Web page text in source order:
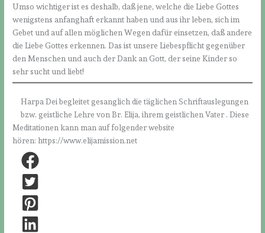
Umso wichtiger ist es deshalb, daß jene, welche die Liebe Gottes
wenigstens anfanghaft erkannt haben und aus ihr leben, sich im
Gebet und auf allen möglichen Wegen dafür einsetzen, daß andere
die Liebe Gottes erkennen. Das ist unsere Liebespflicht gegenüber
den Menschen und auch der Dank an Gott, der seine Kinder so
sehr sucht und liebt!
Harpa Dei begleitet gesanglich die täglichen Schriftauslegungen
bzw. geistliche Lehre von Br. Elija, ihrem geistlichen Vater . Diese
Meditationen kann man auf folgender website
hören: https://www.elijamission.net